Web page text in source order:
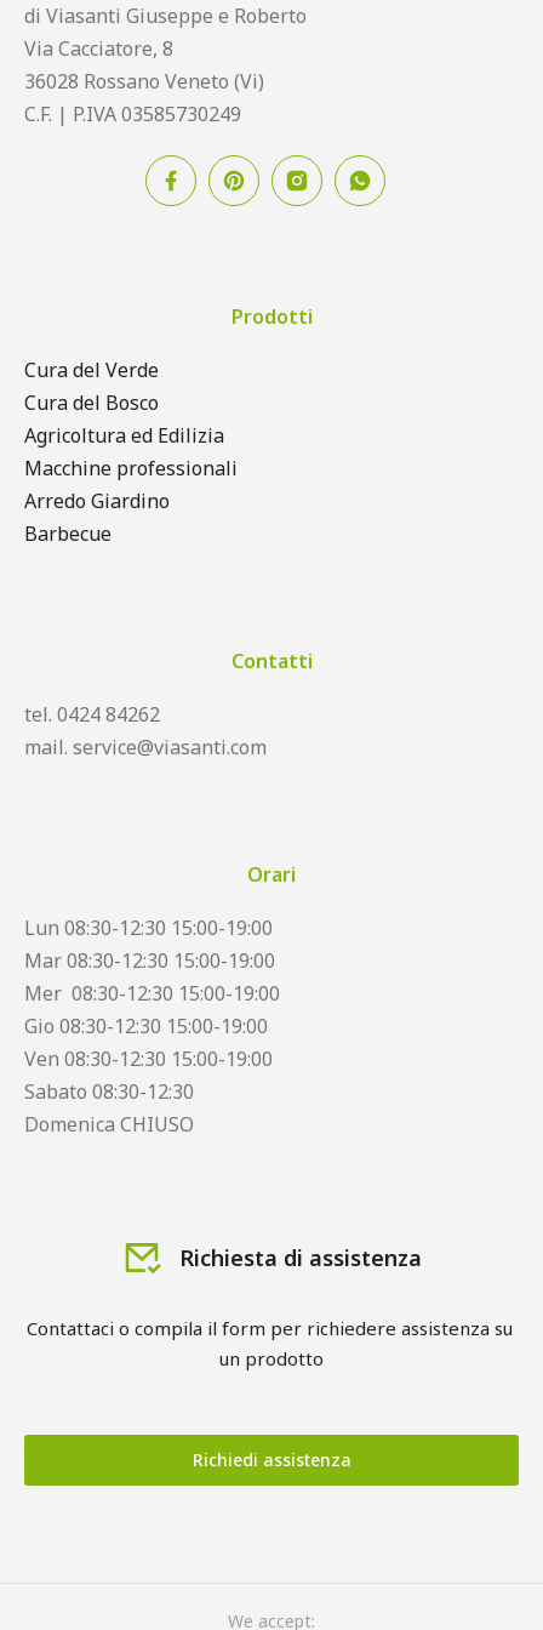
di Viasanti Giuseppe e Roberto
Via Cacciatore, 8
36028 Rossano Veneto (Vi)
C.F. | P.IVA 03585730249
Prodotti
Cura del Verde
Cura del Bosco
Agricoltura ed Edilizia
Macchine professionali
Arredo Giardino
Barbecue
Contatti
tel. 0424 84262
mail. service@viasanti.com
Orari
Lun 08:30-12:30 15:00-19:00
Mar 08:30-12:30 15:00-19:00
Mer 08:30-12:30 15:00-19:00
Gio 08:30-12:30 15:00-19:00
Ven 08:30-12:30 15:00-19:00
Sabato 08:30-12:30
Domenica CHIUSO
Richiesta di assistenza
Contattaci o compila il form per richiedere assistenza su
un prodotto
Richiedi assistenza
We accept: